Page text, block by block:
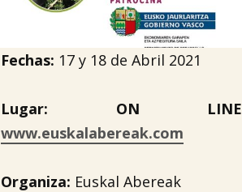
Fechas: 17 y 18 de Abril 2021
Lugar:
ON LINE
www.euskalabereak.com
Organiza: Euskal Abereak